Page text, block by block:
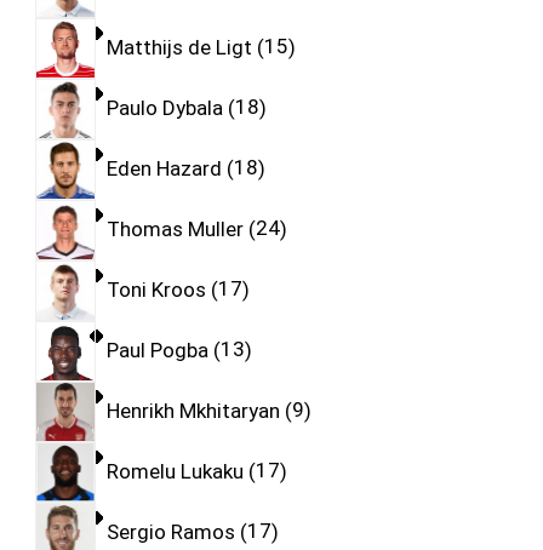
Matthijs de Ligt 15
Paulo Dybala 18
Eden Hazard 18
Thomas Muller 24
Toni Kroos 17
Paul Pogba 13
Henrikh Mkhitaryan 9
Romelu Lukaku 17
Sergio Ramos 17